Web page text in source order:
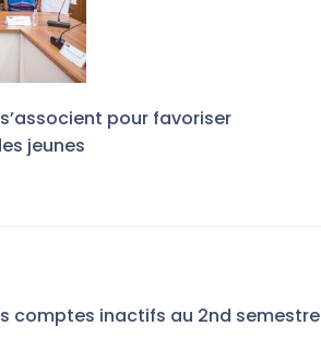
s’associent pour favoriser
jeunes
comptes inactifs au 2nd semestre